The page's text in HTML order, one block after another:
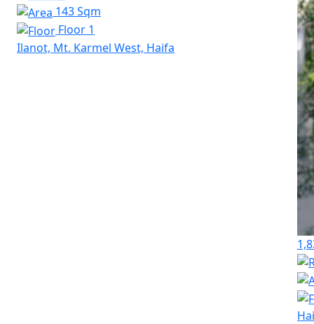
143 Sqm
Floor 1
Ilanot, Mt. Karmel West, Haifa